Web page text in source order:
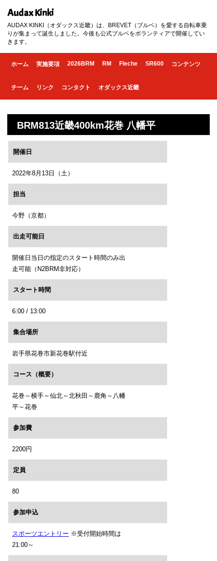
Audax Kinki
AUDAX KINKI（オダックス近畿）は、BREVET（ブルベ）を愛する自転車乗
りが集まって誕生しました。今後も公式ブルベをボランティアで開催してい
きます。
ホーム 実施要項 2026BRM RM Fleche SR600 コンテンツ
チーム リンク コンタクト オダックス近畿
BRM813近畿400km花巻 八幡平
開催日
2022年8月13日（土）
担当
今野（京都）
出走可能日
開催日当日の指定のスタート時間のみ出
走可能（N2BRM非対応）
スタート時間
6:00 / 13:00
集合場所
岩手県花巻市新花巻駅付近
コース（概要）
花巻～横手～仙北～北秋田～鹿角～八幡
平～花巻
参加費
2200円
定員
80
参加申込
スポーツエントリー ※受付開始時間は
21:00～